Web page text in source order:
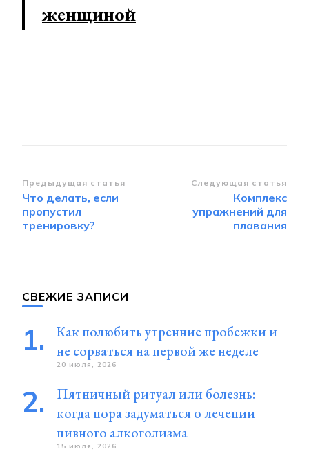
женщиной
Навигация
по
записям
Предыдущая статья
Что делать, если
пропустил
тренировку?
Следующая статья
Комплекс
упражнений для
плавания
СВЕЖИЕ ЗАПИСИ
Как полюбить утренние пробежки и
не сорваться на первой же неделе
20 июля, 2026
Пятничный ритуал или болезнь:
когда пора задуматься о лечении
пивного алкоголизма
15 июля, 2026